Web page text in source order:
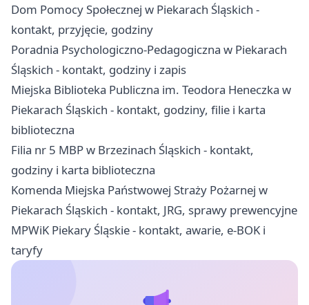
Dom Pomocy Społecznej w Piekarach Śląskich -
kontakt, przyjęcie, godziny
Poradnia Psychologiczno-Pedagogiczna w Piekarach
Śląskich - kontakt, godziny i zapis
Miejska Biblioteka Publiczna im. Teodora Heneczka w
Piekarach Śląskich - kontakt, godziny, filie i karta
biblioteczna
Filia nr 5 MBP w Brzezinach Śląskich - kontakt,
godziny i karta biblioteczna
Komenda Miejska Państwowej Straży Pożarnej w
Piekarach Śląskich - kontakt, JRG, sprawy prewencyjne
MPWiK Piekary Śląskie - kontakt, awarie, e-BOK i
taryfy